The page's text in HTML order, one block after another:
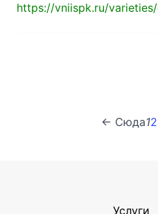
https://vniispk.ru/
← Сюда12
Услуги